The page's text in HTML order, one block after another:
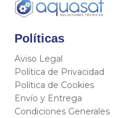
Políticas
Aviso Legal
Política de Privacidad
Política de Cookies
Envío y Entrega
Condiciones Generales